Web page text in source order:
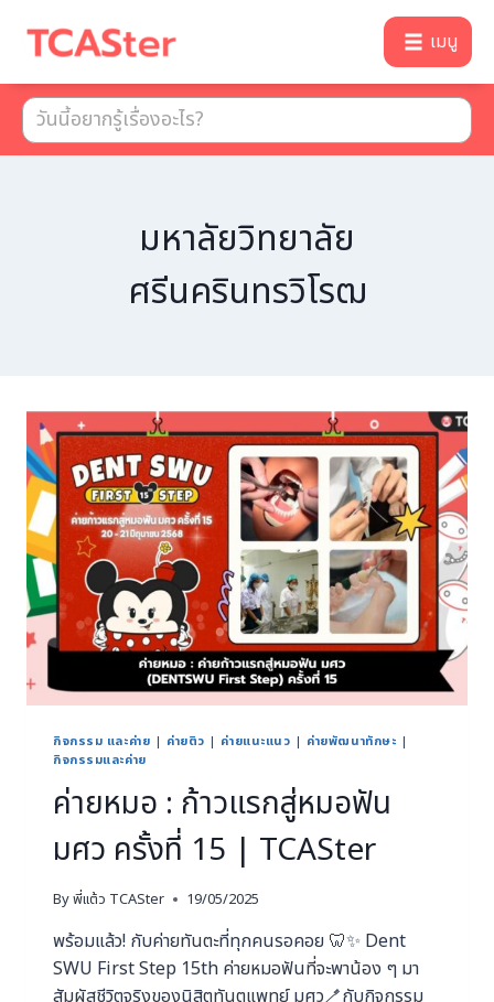
เมนู
มหาลัยวิทยาลัย
ศรีนครินทรวิโรฒ
กิจกรรม และค่าย | ค่ายติว | ค่ายแนะแนว | ค่ายพัฒนาทักษะ |
กิจกรรมและค่าย
ค่ายหมอ : ก้าวแรกสู่หมอฟัน
มศว ครั้งที่ 15 | TCASter
Byพี่แต้ว TCASter 19/05/2025
พร้อมแล้ว! กับค่ายทันตะที่ทุกคนรอคอย 🦷✨ Dent
SWU First Step 15th ค่ายหมอฟันที่จะพาน้อง ๆ มา
สัมผัสชีวิตจริงของนิสิตทันตแพทย์ มศว🪥กับกิจกรรม